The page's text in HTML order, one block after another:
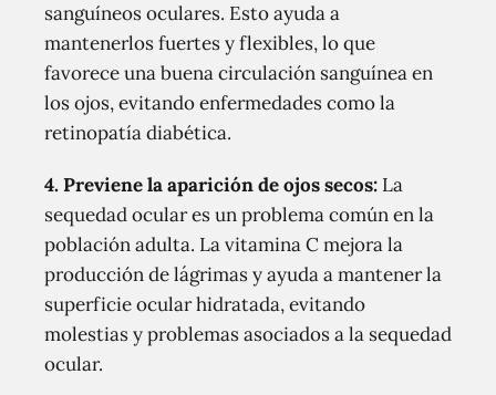
sanguíneos oculares. Esto ayuda a
mantenerlos fuertes y flexibles, lo que
favorece una buena circulación sanguínea en
los ojos, evitando enfermedades como la
retinopatía diabética.
4. Previene la aparición de ojos secos: La
sequedad ocular es un problema común en la
población adulta. La vitamina C mejora la
producción de lágrimas y ayuda a mantener la
superficie ocular hidratada, evitando
molestias y problemas asociados a la sequedad
ocular.